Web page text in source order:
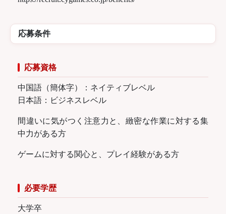
応募条件
応募資格
中国語（簡体字）：ネイティブレベル
日本語：ビジネスレベル
間違いに気がつく注意力と、緻密な作業に対する集
中力がある方
ゲームに対する関心と、プレイ経験がある方
必要学歴
大学卒